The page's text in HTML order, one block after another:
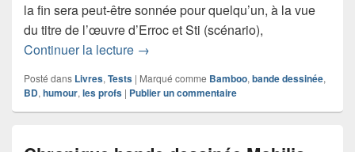
la fin sera peut-être sonnée pour quelqu’un, à la vue
du titre de l’œuvre d’Erroc et Sti (scénario),
Continuer la lecture Chronique bande dessinée Les Profs
→
Posté dans Livres, Tests | Marqué comme Bamboo, bande dessinée,
BD, humour, les profs | Publier un commentaire